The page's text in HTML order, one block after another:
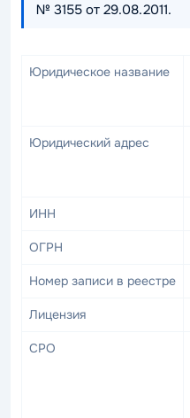
№ 3155 от 29.08.2011.
Юридическое название
Юридический адрес
ИНН
ОГРН
Номер записи в реестре
Лицензия
СРО